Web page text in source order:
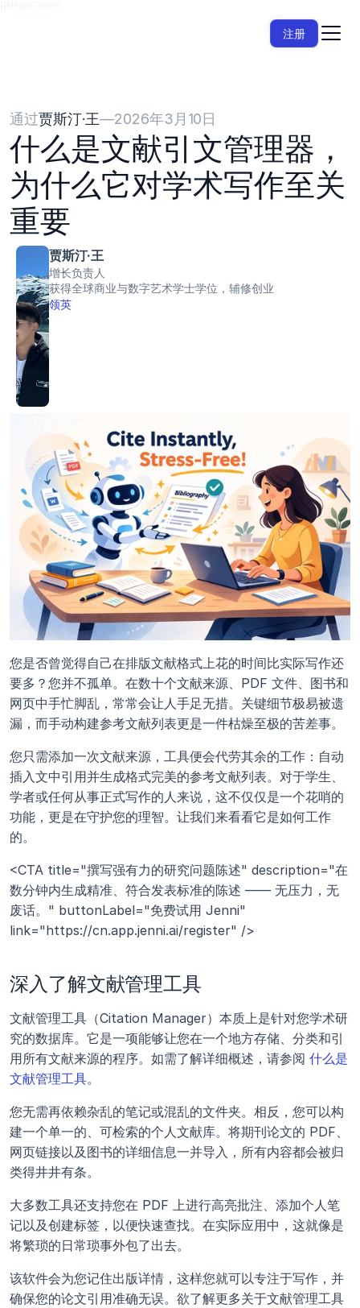
注册
通过贾斯汀·王—2026年3月10日
什么是文献引文管理器，
为什么它对学术写作至关
重要
贾斯汀·王
增长负责人
获得全球商业与数字艺术学士学位，辅修创业
领英
您是否曾觉得自己在排版文献格式上花的时间比实际写作还
要多？您并不孤单。在数十个文献来源、PDF 文件、图书和
网页中手忙脚乱，常常会让人手足无措。关键细节极易被遗
漏，而手动构建参考文献列表更是一件枯燥至极的苦差事。
您只需添加一次文献来源，工具便会代劳其余的工作：自动
插入文中引用并生成格式完美的参考文献列表。对于学生、
学者或任何从事正式写作的人来说，这不仅仅是一个花哨的
功能，更是在守护您的理智。让我们来看看它是如何工作
的。
<CTA title="撰写强有力的研究问题陈述" description="在
数分钟内生成精准、符合发表标准的陈述 —— 无压力，无
废话。" buttonLabel="免费试用 Jenni"
link="https://cn.app.jenni.ai/register" />
深入了解文献管理工具
文献管理工具（Citation Manager）本质上是针对您学术研
究的数据库。它是一项能够让您在一个地方存储、分类和引
用所有文献来源的程序。如需了解详细概述，请参阅 什么是
文献管理工具。
您无需再依赖杂乱的笔记或混乱的文件夹。相反，您可以构
建一个单一的、可检索的个人文献库。将期刊论文的 PDF、
网页链接以及图书的详细信息一并导入，所有内容都会被归
类得井井有条。
大多数工具还支持您在 PDF 上进行高亮批注、添加个人笔
记以及创建标签，以便快速查找。在实际应用中，这就像是
将繁琐的日常琐事外包了出去。
该软件会为您记住出版详情，这样您就可以专注于写作，并
确保您的论文引用准确无误。欲了解更多关于文献管理工具